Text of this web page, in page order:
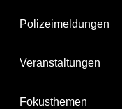
Polizeimeldungen
Veranstaltungen
Fokusthemen